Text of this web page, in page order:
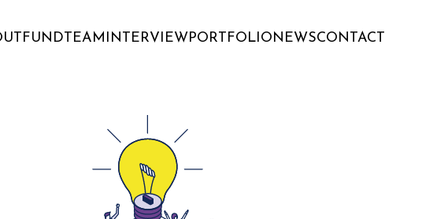
FUNDTEAM INTERVIEWPORTFOLIONEWSCONTACT